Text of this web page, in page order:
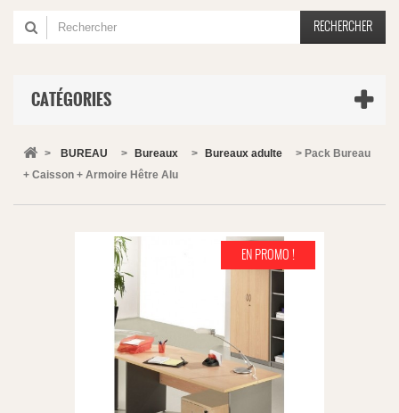
RECHERCHER
CATÉGORIES
> BUREAU > Bureaux > Bureaux adulte > Pack Bureau
+ Caisson + Armoire Hêtre Alu
EN PROMO !